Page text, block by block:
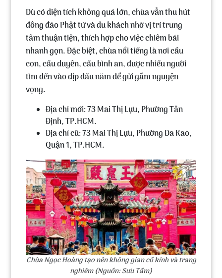
Dù có diện tích không quá lớn, chùa vẫn thu hút
đông đảo Phật tử và du khách nhờ vị trí trung
tâm thuận tiện, thích hợp cho việc chiêm bái
nhanh gọn. Đặc biệt, chùa nổi tiếng là nơi cầu
con, cầu duyên, cầu bình an, được nhiều người
tìm đến vào dịp đầu năm để gửi gắm nguyện
vọng.
Địa chỉ mới: 73 Mai Thị Lựu, Phường Tân
Định, TP.HCM.
Địa chỉ cũ: 73 Mai Thị Lựu, Phường Đa Kao,
Quận 1, TP.HCM.
Chùa Ngọc Hoàng tạo nên không gian cổ kính và trang
nghiêm (Nguồn: Sưu Tầm)